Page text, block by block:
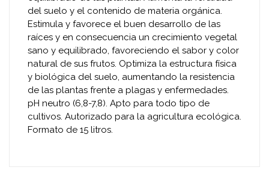
del suelo y el contenido de materia orgánica.
Estimula y favorece el buen desarrollo de las
raíces y en consecuencia un crecimiento vegetal
sano y equilibrado, favoreciendo el sabor y color
natural de sus frutos. Optimiza la estructura física
y biológica del suelo, aumentando la resistencia
de las plantas frente a plagas y enfermedades.
pH neutro (6,8-7,8). Apto para todo tipo de
cultivos. Autorizado para la agricultura ecológica.
Formato de 15 litros.